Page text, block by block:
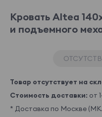
Кровать Altea
и подъемного
Товар отсутствует на
Стоимость доставки: от
* Доставка по Москве